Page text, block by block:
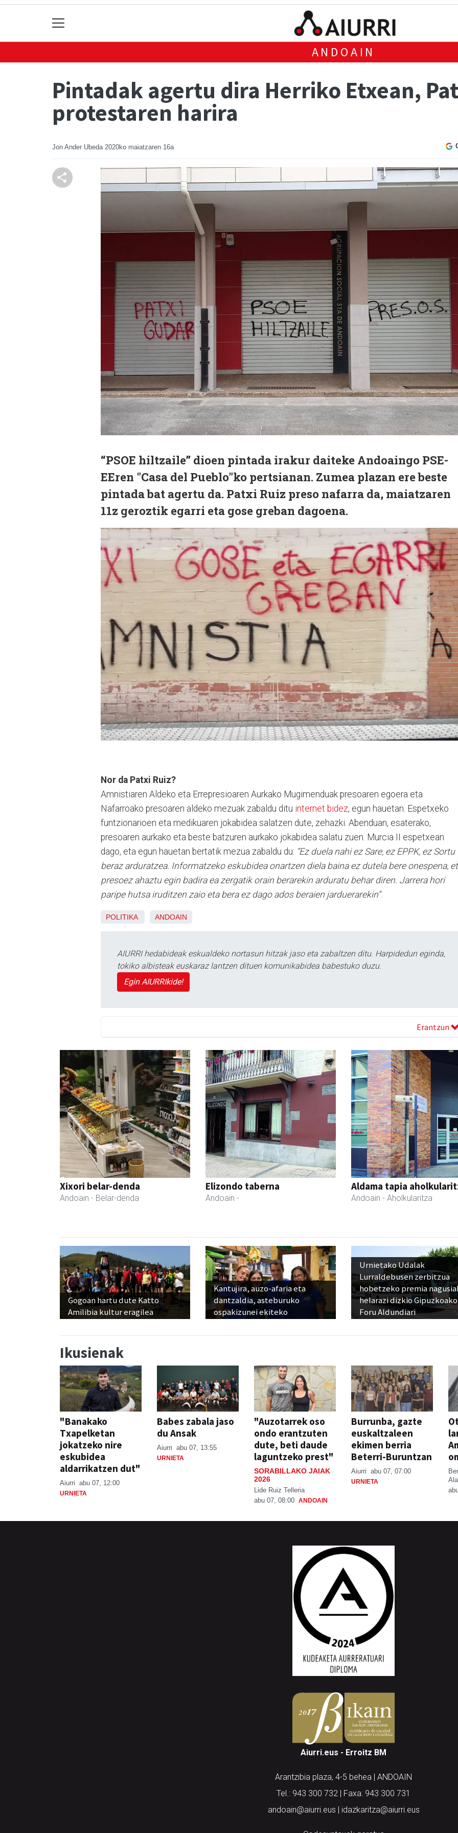
ANDOAIN
Pintadak agertu dira Herriko Etxean,
protestaren harira
Jon Ander Ubeda 2020ko maiatzaren 16a
“PSOE hiltzaile” dioen pintada irakur daiteke Andoaingo PSE-
EEren "Casa del Pueblo"ko pertsianan. Zumea plazan ere beste
pintada bat agertu da. Patxi Ruiz preso nafarra da, maiatzaren
11z geroztik egarri eta gose greban dagoena.
Nor da Patxi Ruiz?
Amnistiaren Aldeko eta Errepresioaren Aurkako Mugimenduak presoaren egoera eta
Nafarroako presoaren aldeko mezuak zabaldu ditu internet bidez, egun hauetan. Espetxeko
funtzionarioen eta medikuaren jokabidea salatzen dute, zehazki. Abenduan, esaterako,
presoaren aurkako eta beste batzuren aurkako jokabidea salatu zuen. Murcia II espetxean
dago, eta egun hauetan bertatik mezua zabaldu du: “Ez duela nahi ez Sare, ez EPPK, ez Sortu
beraz arduratzea. Informatzeko eskubidea onartzen diela baina ez dutela bere onespena,
presoez ahaztu egin badira ea zergatik orain berarekin arduratu behar diren. Jarrera hori
paripe hutsa iruditzen zaio eta bera ez dago ados beraien jarduerarekin”.
POLITIKA ANDOAIN
AIURRI hedabideak eskualdeko nortasun hitzak jaso eta zabaltzen ditu. Harpidedun eginda,
tokiko albisteak euskaraz lantzen dituen komunikabidea babestuko duzu.
Egin AIURRIkide!
Erantzun
Xixori belar-denda
Andoain - Belar-denda
Elizondo taberna
Andoain -
Aldama tapia
Andoain - Aholkularitza
Gogoan hartu dute Katto
Amilibia kultur eragilea
Kantujira, auzo-afaria eta
dantzaldia, asteburuko
ospakizunei ekiteko
Urnietako Udalak
Lurraldebusen zerbitzua
hobetzeko premia
helarazi dizkio Gipuzkoako
Foru Aldundiari
Ikusienak
"Banakako
Txapelketan
jokatzeko nire
eskubidea
aldarrikatzen dut"
Aiurri abu 07, 12:00
URNIETA
Babes zabala jaso
du Ansak
Aiurri abu 07, 13:55
URNIETA
"Auzotarrek oso
ondo erantzuten
dute, beti daude
laguntzeko prest"
SORABILLAKO JAIAK
2026
Lide Ruiz Telleria
abu 07, 08:00 ANDOAIN
Burrunba, gazte
euskaltzaleen
ekimen berria
Beterri-Buruntzan
Aiurri abu 07, 07:00
URNIETA
Aiurri.eus - Erroitz BM
Arantzibia plaza, 4-5 behea | ANDOAIN
Tel.: 943 300 732 | Faxa: 943 300 731
andoain@aiurri.eus | idazkaritza@aiurri.eus